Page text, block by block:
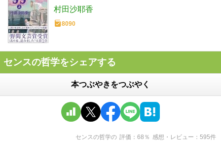
村田沙耶香
8090
センスの哲学をシェアする
本つぶやきをつぶやく
センスの哲学の 評価 68 ％ 感想・レビュー 595件